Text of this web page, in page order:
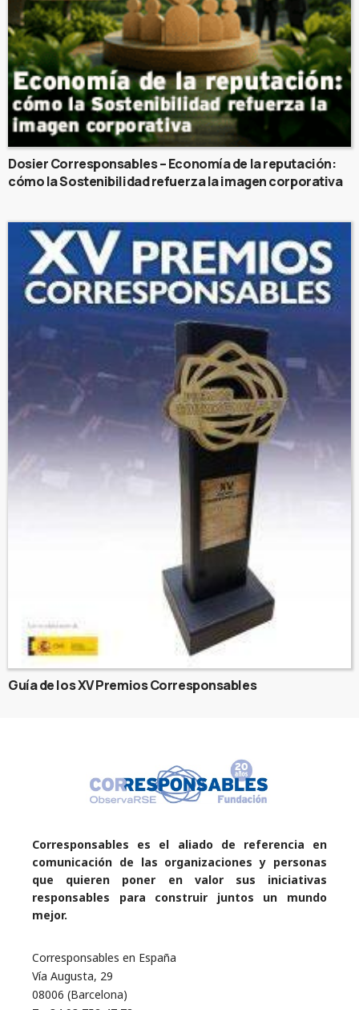
Dosier Corresponsables – Economía de la reputación:
cómo la Sostenibilidad refuerza la imagen corporativa
Guía de los XV Premios Corresponsables
Corresponsables es el aliado de referencia en
comunicación de las organizaciones y personas
que quieren poner en valor sus iniciativas
responsables para construir juntos un mundo
mejor.
Corresponsables en España
Vía Augusta, 29
08006 (Barcelona)